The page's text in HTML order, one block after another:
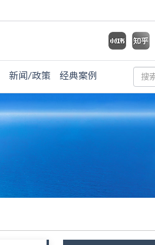
新闻/政策 经典案例